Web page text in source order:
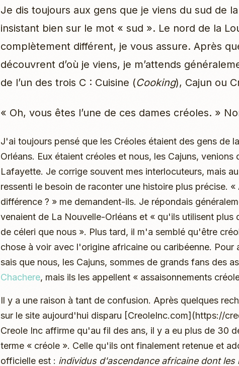
Je dis toujours aux gens que je viens du sud de
insistant bien sur le mot « sud ». Le nord de la
complètement différent, je vous assure. Après
découvrent d’où je viens, je m’attends
de l’un des trois C : Cuisine (Cooking), Cajun ou
« Oh, vous êtes l’une de ces dames créoles. »
J'ai toujours pensé que les Créoles étaient des gens de
Orléans. Eux étaient créoles et nous, les Cajuns, venions
Lafayette. Je corrige souvent mes interlocuteurs, mais
ressenti le besoin de raconter une histoire plus précise. «
différence ? » me demandent-ils. Je répondais
venaient de La Nouvelle-Orléans et « qu'ils utilisent plus
de céleri que nous ». Plus tard, il m'a semblé qu'être
chose à voir avec l'origine africaine ou caribéenne. Pour
sais que nous, les Cajuns, sommes de grands fans des
Chachere, mais ils les appellent « assaisonnements
Il y a une raison à tant de confusion. Après quelques
sur le site aujourd'hui disparu [CreoleInc.com](https://
Creole Inc affirme qu'au fil des ans, il y a eu plus de 30
terme « créole ». Celle qu'ils ont finalement retenue et
officielle est : individus d'ascendance africaine dont